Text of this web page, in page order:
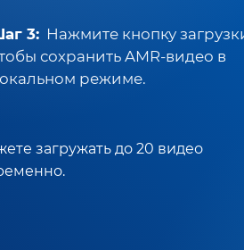
3: Нажмите кнопку
сохранить AMR-видео в
режиме.
загружать до 20 видео